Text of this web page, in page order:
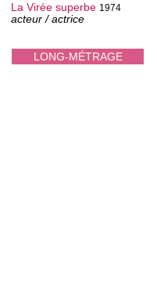
LONG-MÉTRAGE
La Virée superbe 1974
acteur / actrice